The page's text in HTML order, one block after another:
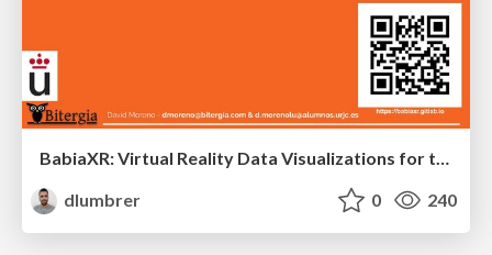
BabiaXR: Virtual Reality Data Visualizations for the browser
dlumbrer
0 240